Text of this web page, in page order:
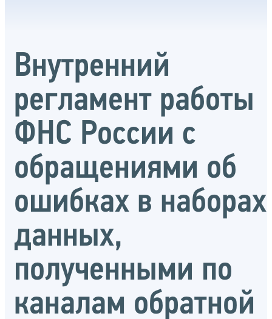
Внутренний
регламент работы
ФНС России с
обращениями об
ошибках в наборах
данных,
полученными по
каналам обратной